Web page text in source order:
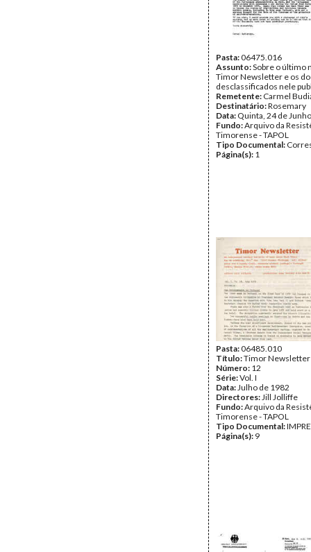
Pasta:06475.016
Assunto:Sobre o último
Timor Newsletter e os
desclassificados nele
Remetente: Carmel
Destinatário:Rosemary
Data: Quinta, 24 de
Fundo:Arquivo da
Timorense - TAPOL
Tipo Documental:
Página(s): 1
Pasta:06485.010
Título:Timor Newsletter
Número: 12
Série:Vol. I
Data:Julho de 1982
Directores:Jill Jolliffe
Fundo:Arquivo da
Timorense - TAPOL
Tipo Documental:
Página(s): 9